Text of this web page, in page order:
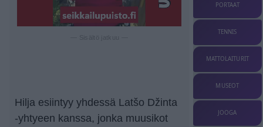
Hilja esiintyy yhdessä Latšo Džinta
-yhtyeen kanssa, jonka muusikot
PORTAAT
TENNIS
MATTOLAITURIT
MUSEOT
JOOGA